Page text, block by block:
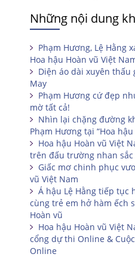
Những nội dung
Phạm Hương, Lệ Hằng
Hoa hậu Hoàn vũ Việt
Diện áo dài xuyên thấu
May
Phạm Hương cứ đẹp
mờ tất cả!
Nhìn lại chặng đường
Phạm Hương tại “Hoa
Hoa hậu Hoàn vũ Việt
trên đấu trường nhan sắc
Giấc mơ chinh phục
vũ Việt Nam
Á hậu Lệ Hằng tiếp
cùng trẻ em hở hàm ếch
Hoàn vũ
Hoa hậu Hoàn vũ Việt
cổng dự thi Online &
Online